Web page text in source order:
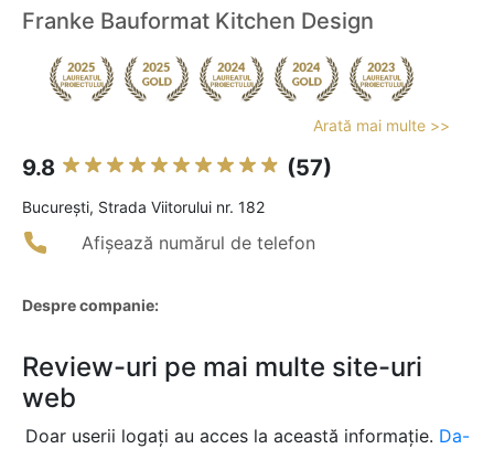
Franke Bauformat Kitchen Design
Arată mai multe >>
9.8 (57)
Bucureşti, Strada Viitorului nr. 182
Afișează numărul de telefon
Despre companie:
Review-uri pe mai multe site-uri
web
Doar userii logați au acces la această informație. Da-